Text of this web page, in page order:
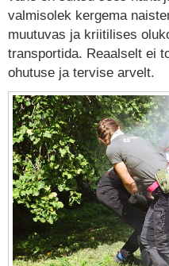
valmisolek kergema
muutuvas ja kriitilises
transportida. Reaalselt ei
ohutuse ja tervise arvelt.